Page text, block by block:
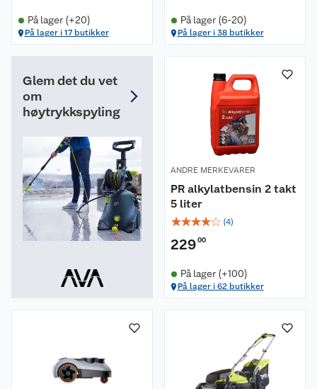
På lager (+20)
På lager i 17 butikker
På lager (6-20)
På lager i 38 butikker
Glem det du vet
om
høytrykkspyling
ANDRE MERKEVARER
PR alkylatbensin 2 takt
5 liter
☆☆☆☆☆ (4)
22900
På lager (+100)
På lager i 62 butikker